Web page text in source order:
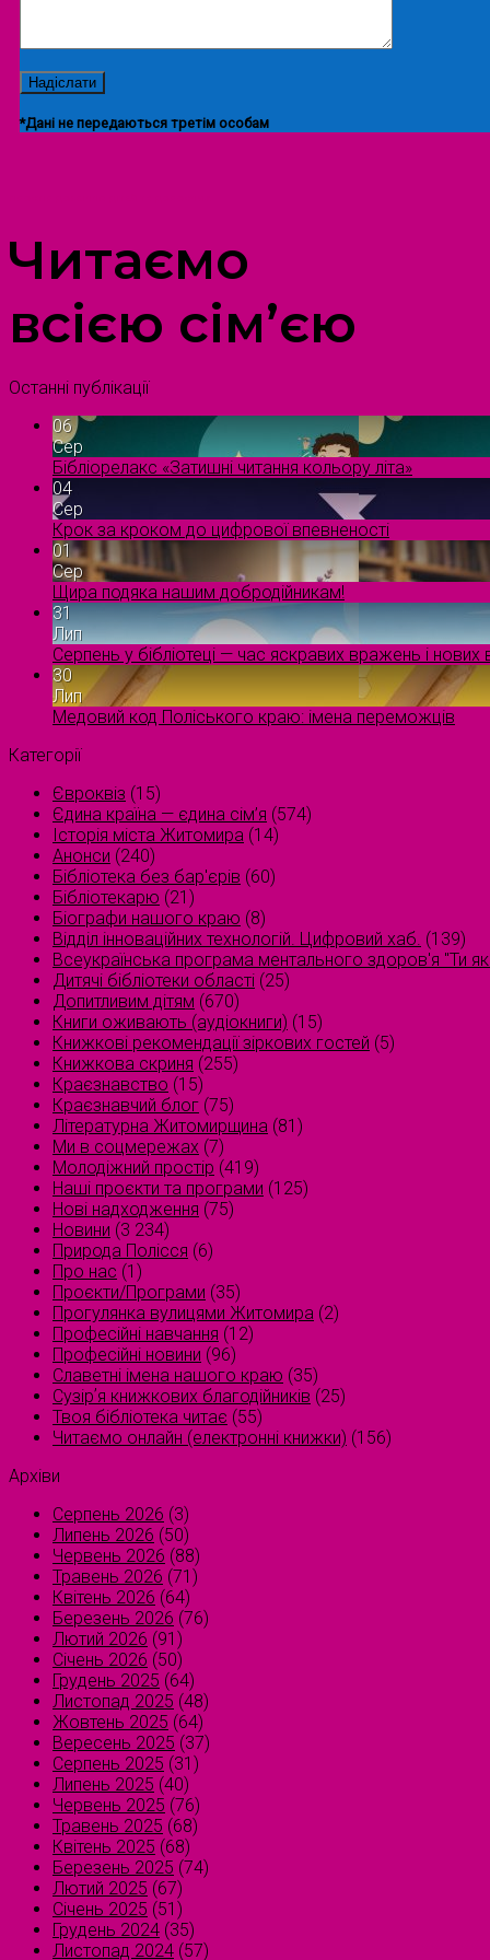
*Дані не передаються третім особам
Читаємо
всією сім’єю
Останні публікації
06
Сер
Бібліорелакс «Затишні читання кольору літа»
04
Сер
Крок за кроком до цифрової впевненості
01
Сер
Щира подяка нашим добродійникам!
31
Лип
Серпень у бібліотеці — час яскравих вражень і нових
30
Лип
Медовий код Поліського краю: імена переможців
Категорії
Євроквіз (15)
Єдина країна — єдина сім’я (574)
Історія міста Житомира (14)
Анонси (240)
Бібліотека без бар'єрів (60)
Бібліотекарю (21)
Біографи нашого краю (8)
Відділ інноваційних технологій. Цифровий хаб. (139)
Всеукраїнська програма ментального здоров'я "Ти
Дитячі бібліотеки області (25)
Допитливим дітям (670)
Книги оживають (аудіокниги) (15)
Книжкові рекомендації зіркових гостей (5)
Книжкова скриня (255)
Краєзнавство (15)
Краєзнавчий блог (75)
Літературна Житомирщина (81)
Ми в соцмережах (7)
Молодіжний простір (419)
Наші проєкти та програми (125)
Нові надходження (75)
Новини (3 234)
Природа Полісся (6)
Про нас (1)
Проєкти/Програми (35)
Прогулянка вулицями Житомира (2)
Професійні навчання (12)
Професійні новини (96)
Славетні імена нашого краю (35)
Сузірʼя книжкових благодійників (25)
Твоя бібліотека читає (55)
Читаємо онлайн (електронні книжки) (156)
Архіви
Серпень 2026 (3)
Липень 2026 (50)
Червень 2026 (88)
Травень 2026 (71)
Квітень 2026 (64)
Березень 2026 (76)
Лютий 2026 (91)
Січень 2026 (50)
Грудень 2025 (64)
Листопад 2025 (48)
Жовтень 2025 (64)
Вересень 2025 (37)
Серпень 2025 (31)
Липень 2025 (40)
Червень 2025 (76)
Травень 2025 (68)
Квітень 2025 (68)
Березень 2025 (74)
Лютий 2025 (67)
Січень 2025 (51)
Грудень 2024 (35)
Листопад 2024 (57)